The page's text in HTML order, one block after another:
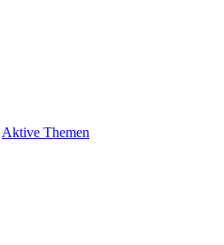
Aktive Themen